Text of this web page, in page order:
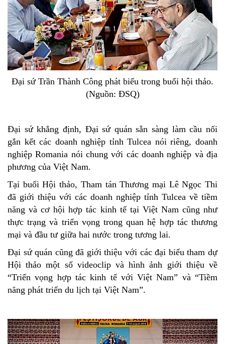
Đại sứ Trần Thành Công phát biểu trong buổi hội thảo.
(Nguồn: ĐSQ)
Đại sứ khẳng định, Đại sứ quán sẵn sàng làm cầu nối
gắn kết các doanh nghiệp tỉnh Tulcea nói riêng, doanh
nghiệp Romania nói chung với các doanh nghiệp và địa
phương của Việt Nam.
Tại buổi Hội thảo, Tham tán Thương mại Lê Ngọc Thi
đã giới thiệu với các doanh nghiệp tỉnh Tulcea về tiềm
năng và cơ hội hợp tác kinh tế tại Việt Nam cũng như
thực trạng và triển vọng trong quan hệ hợp tác thương
mại và đầu tư giữa hai nước trong tương lai.
Đại sứ quán cũng đã giới thiệu với các đại biểu tham dự
Hội thảo một số videoclip và hình ảnh giới thiệu về
“Triển vọng hợp tác kinh tế với Việt Nam” và “Tiềm
năng phát triển du lịch tại Việt Nam”.